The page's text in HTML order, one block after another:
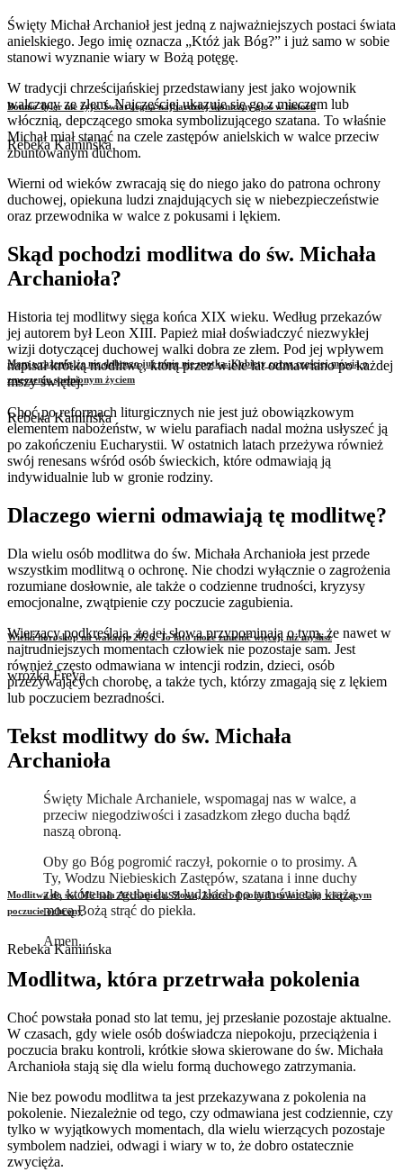
Bonnie Tyler nie żyje. Świat żegna najbardziej ikoniczny głos w historii
Rebeka Kamińska
Mam wrażenie, że nic dobrego już mnie nie spotka. Kobiety coraz częściej mówią o
zmęczeniu spełnionym życiem
Rebeka Kamińska
Wielki horoskop na wakacje 2026. To lato może zmienić więcej, niż myślisz
wróżka Freya
Modlitwa do św. Michała Archanioła. Słowa, które od ponad stu lat dają wierzącym
poczucie ochrony
Rebeka Kamińska
Święty Michał Archanioł jest jedną z najważniejszych postaci świata
anielskiego. Jego imię oznacza „Któż jak Bóg?” i już samo w sobie
stanowi wyznanie wiary w Bożą potęgę.
W tradycji chrześcijańskiej przedstawiany jest jako wojownik
walczący ze złem. Najczęściej ukazuje się go z mieczem lub
włócznią, depczącego smoka symbolizującego szatana. To właśnie
Michał miał stanąć na czele zastępów anielskich w walce przeciw
zbuntowanym duchom.
Wierni od wieków zwracają się do niego jako do patrona ochrony
duchowej, opiekuna ludzi znajdujących się w niebezpieczeństwie
oraz przewodnika w walce z pokusami i lękiem.
Skąd pochodzi modlitwa do św. Michała
Archanioła?
Historia tej modlitwy sięga końca XIX wieku. Według przekazów
jej autorem był Leon XIII. Papież miał doświadczyć niezwykłej
wizji dotyczącej duchowej walki dobra ze złem. Pod jej wpływem
napisał krótką modlitwę, którą przez wiele lat odmawiano po każdej
mszy świętej.
Choć po reformach liturgicznych nie jest już obowiązkowym
elementem nabożeństw, w wielu parafiach nadal można usłyszeć ją
po zakończeniu Eucharystii. W ostatnich latach przeżywa również
swój renesans wśród osób świeckich, które odmawiają ją
indywidualnie lub w gronie rodziny.
Dlaczego wierni odmawiają tę modlitwę?
Dla wielu osób modlitwa do św. Michała Archanioła jest przede
wszystkim modlitwą o ochronę. Nie chodzi wyłącznie o zagrożenia
rozumiane dosłownie, ale także o codzienne trudności, kryzysy
emocjonalne, zwątpienie czy poczucie zagubienia.
Wierzący podkreślają, że jej słowa przypominają o tym, że nawet w
najtrudniejszych momentach człowiek nie pozostaje sam. Jest
również często odmawiana w intencji rodzin, dzieci, osób
przeżywających chorobę, a także tych, którzy zmagają się z lękiem
lub poczuciem bezradności.
Tekst modlitwy do św. Michała
Archanioła
Święty Michale Archaniele, wspomagaj nas w walce, a
przeciw niegodziwości i zasadzkom złego ducha bądź
naszą obroną.
Oby go Bóg pogromić raczył, pokornie o to prosimy. A
Ty, Wodzu Niebieskich Zastępów, szatana i inne duchy
złe, które na zgubę dusz ludzkich po tym świecie krążą,
mocą Bożą strąć do piekła.
Amen.
Modlitwa, która przetrwała pokolenia
Choć powstała ponad sto lat temu, jej przesłanie pozostaje aktualne.
W czasach, gdy wiele osób doświadcza niepokoju, przeciążenia i
poczucia braku kontroli, krótkie słowa skierowane do św. Michała
Archanioła stają się dla wielu formą duchowego zatrzymania.
Nie bez powodu modlitwa ta jest przekazywana z pokolenia na
pokolenie. Niezależnie od tego, czy odmawiana jest codziennie, czy
tylko w wyjątkowych momentach, dla wielu wierzących pozostaje
symbolem nadziei, odwagi i wiary w to, że dobro ostatecznie
zwycięża.